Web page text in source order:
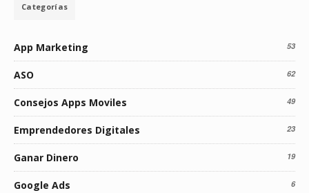
Categorías
App Marketing 53
ASO 62
Consejos Apps Moviles 49
Emprendedores Digitales 23
Ganar Dinero 19
Google Ads 6